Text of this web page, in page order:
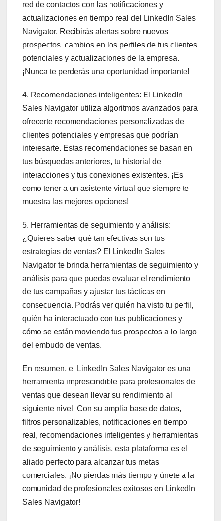
red de contactos con las notificaciones y
actualizaciones en tiempo real del LinkedIn Sales
Navigator. Recibirás alertas sobre nuevos
prospectos, cambios en los perfiles de tus clientes
potenciales y actualizaciones de la empresa.
¡Nunca te perderás una oportunidad importante!
4. Recomendaciones inteligentes: El LinkedIn
Sales Navigator utiliza algoritmos avanzados para
ofrecerte recomendaciones personalizadas de
clientes potenciales y empresas que podrían
interesarte. Estas recomendaciones se basan en
tus búsquedas anteriores, tu historial de
interacciones y tus conexiones existentes. ¡Es
como tener a un asistente virtual que siempre te
muestra las mejores opciones!
5. Herramientas de seguimiento y análisis:
¿Quieres saber qué tan efectivas son tus
estrategias de ventas? El LinkedIn Sales
Navigator te brinda herramientas de seguimiento y
análisis para que puedas evaluar el rendimiento
de tus campañas y ajustar tus tácticas en
consecuencia. Podrás ver quién ha visto tu perfil,
quién ha interactuado con tus publicaciones y
cómo se están moviendo tus prospectos a lo largo
del embudo de ventas.
En resumen, el LinkedIn Sales Navigator es una
herramienta imprescindible para profesionales de
ventas que desean llevar su rendimiento al
siguiente nivel. Con su amplia base de datos,
filtros personalizables, notificaciones en tiempo
real, recomendaciones inteligentes y herramientas
de seguimiento y análisis, esta plataforma es el
aliado perfecto para alcanzar tus metas
comerciales. ¡No pierdas más tiempo y únete a la
comunidad de profesionales exitosos en LinkedIn
Sales Navigator!